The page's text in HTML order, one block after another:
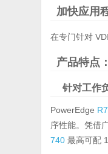
加快应用
在专门针对
产品特点：
针对工作
PowerEdge
序性能。凭借
740 最高可配